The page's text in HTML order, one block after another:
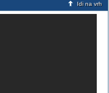
Idi na vrh